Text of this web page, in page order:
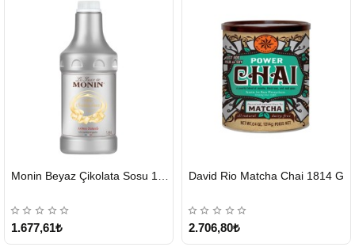
GÖNDERİ
1.677,61₺
GÖNDERİ
David Rio Matcha Chai 1814 G
2.706,80₺